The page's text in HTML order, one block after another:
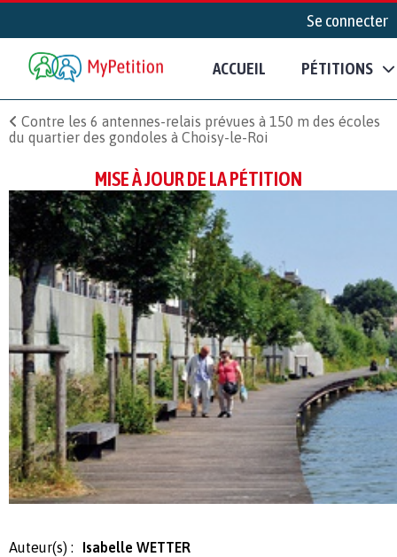
Se connecter
ACCUEIL PÉTITIONS
Contre les 6 antennes-relais prévues à 150 m des écoles
du quartier des gondoles à Choisy-le-Roi
MISE À JOUR DE LA PÉTITION
Auteur(s) : Isabelle WETTER